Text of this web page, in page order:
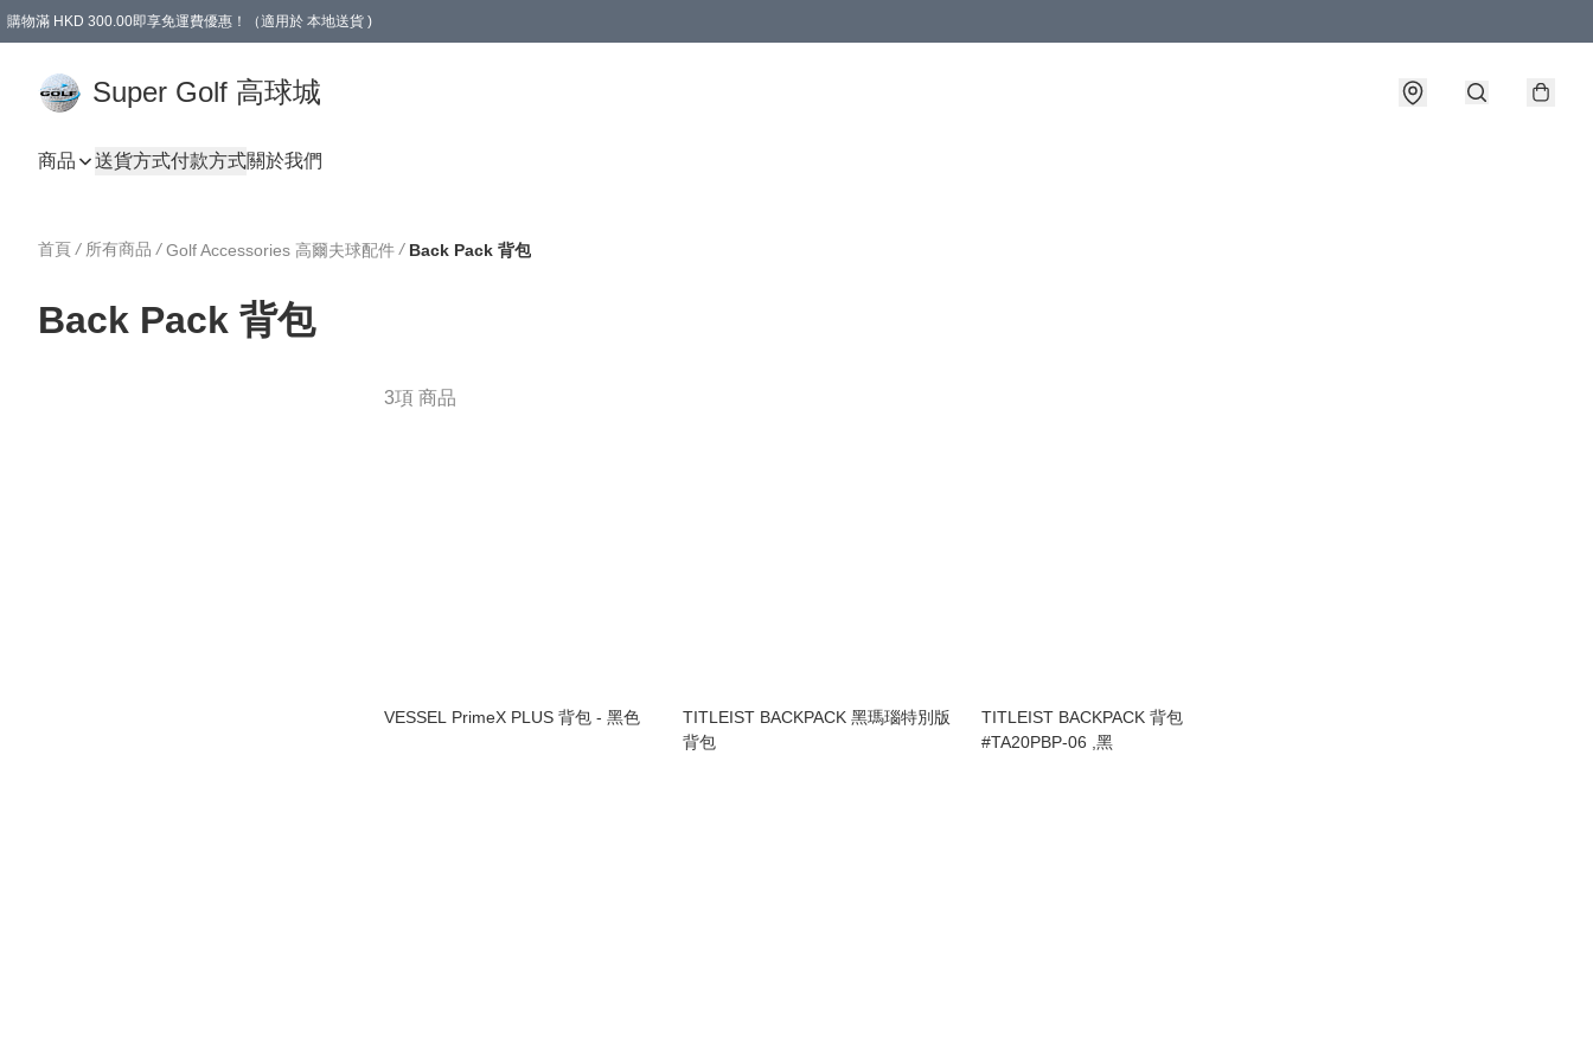
購物滿 HKD 300.00即享免運費優惠！（適用於 本地送貨 )
Super Golf 高球城
商品 送貨方式付款方式關於我們
首頁 / 所有商品 / Golf Accessories 高爾夫球配件 / Back Pack 背包
Back Pack 背包
3項 商品
VESSEL PrimeX PLUS 背包 - 黑色
TITLEIST BACKPACK 黑瑪瑙特別版
背包
TITLEIST BACKPACK 背包
#TA20PBP-06 ,黑